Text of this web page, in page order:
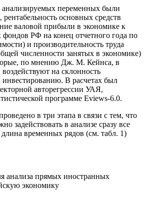
анализируемых переменных были
основных средств
валовой прибыли в экономике к
РФ на конец отчетного года по
и производительность труда
численности занятых в экономике)
по мнению Дж. М. Кейнса, в
на склонность
В расчетах был
авторегрессии УАЯ,
программе Eviews-6.0.
в три этапа в связи с тем, что
задействовать в анализе сразу все
временных рядов (см. табл. 1)
анализа прямых иностранных
экономику